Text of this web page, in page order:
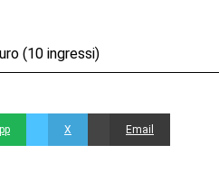
(10 ingressi)
X Email